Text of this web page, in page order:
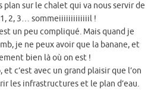
sur le chalet qui va nous servir de
1, 2, 3… sommeiiiiiiiiiiiiil !
un peu compliqué. Mais quand je
je ne peux avoir que la banane, et
bien là où on est !
c’est avec un grand plaisir que l’on
les infrastructures et le plan d’eau.